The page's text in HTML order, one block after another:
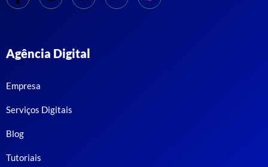
Agência Digital
Empresa
Serviços Digitais
Blog
Tutoriais